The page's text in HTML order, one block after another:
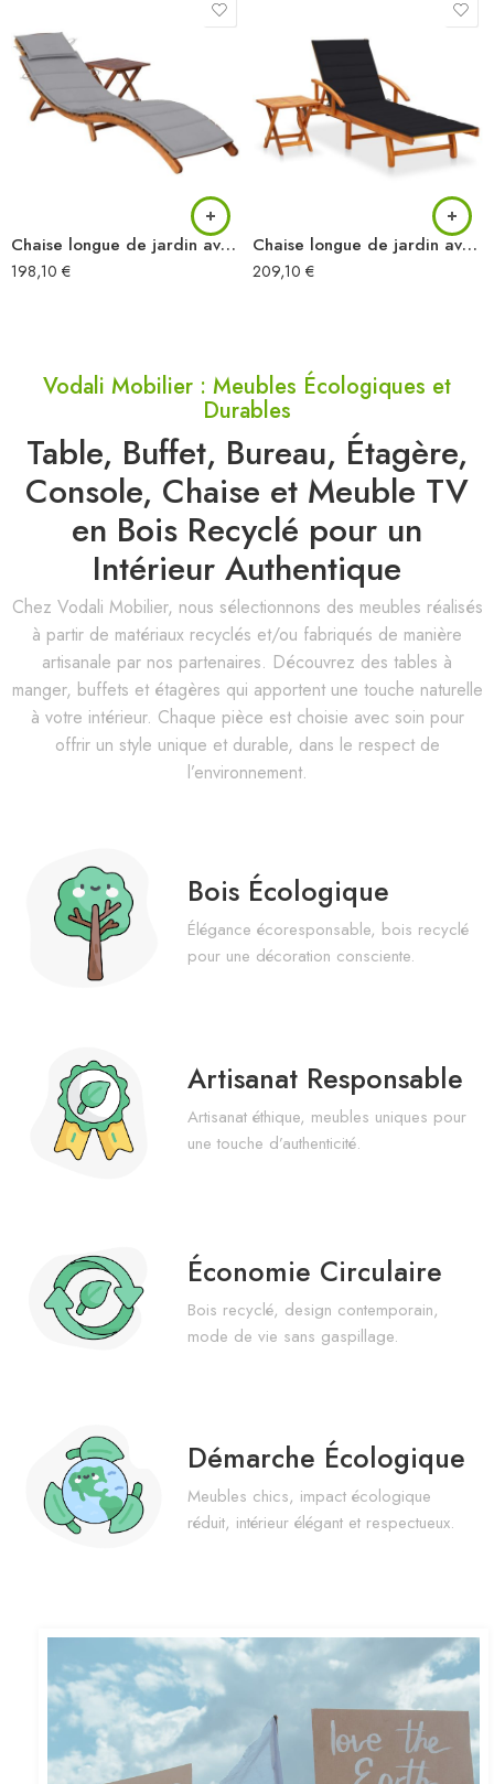
Chaise longue de jardin avec table et coussin Bois d’acacia
198,10 €
Chaise longue de jardin avec table et coussin Bois d’acacia
209,10 €
Vodali Mobilier : Meubles Écologiques et
Durables
Table, Buffet, Bureau, Étagère,
Console, Chaise et Meuble TV
en Bois Recyclé pour un
Intérieur Authentique
Chez Vodali Mobilier, nous sélectionnons des meubles réalisés
à partir de matériaux recyclés et/ou fabriqués de manière
artisanale par nos partenaires. Découvrez des tables à
manger, buffets et étagères qui apportent une touche naturelle
à votre intérieur. Chaque pièce est choisie avec soin pour
offrir un style unique et durable, dans le respect de
l’environnement.
Bois Écologique
Élégance écoresponsable, bois recyclé
pour une décoration consciente.
Artisanat Responsable
Artisanat éthique, meubles uniques pour
une touche d’authenticité.
Économie Circulaire
Bois recyclé, design contemporain,
mode de vie sans gaspillage.
Démarche Écologique
Meubles chics, impact écologique
réduit, intérieur élégant et respectueux.